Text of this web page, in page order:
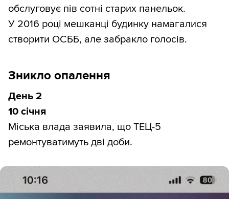
обслуговує пів сотні старих панельок.
У 2016 році мешканці будинку намагалися
створити ОСББ, але забракло голосів.
Зникло опалення
День 2
10 січня
Міська влада заявила, що ТЕЦ-5
ремонтуватимуть дві доби.